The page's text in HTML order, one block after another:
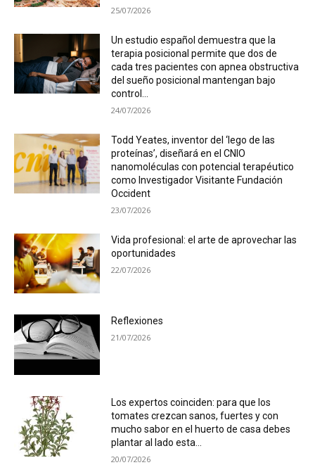
25/07/2026
Un estudio español demuestra que la
terapia posicional permite que dos de
cada tres pacientes con apnea obstructiva
del sueño posicional mantengan bajo
control...
24/07/2026
Todd Yeates, inventor del ‘lego de las
proteínas’, diseñará en el CNIO
nanomoléculas con potencial terapéutico
como Investigador Visitante Fundación
Occident
23/07/2026
Vida profesional: el arte de aprovechar las
oportunidades
22/07/2026
Reflexiones
21/07/2026
Los expertos coinciden: para que los
tomates crezcan sanos, fuertes y con
mucho sabor en el huerto de casa debes
plantar al lado esta...
20/07/2026